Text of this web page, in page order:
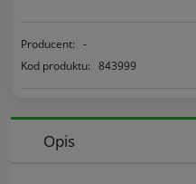
Producent: -
Kod produktu: 843999
Opis